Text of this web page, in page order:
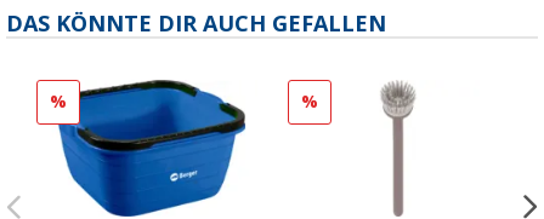
DAS KÖNNTE DIR AUCH GEFALLEN
% %